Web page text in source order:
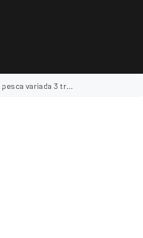
variada 3 tramos